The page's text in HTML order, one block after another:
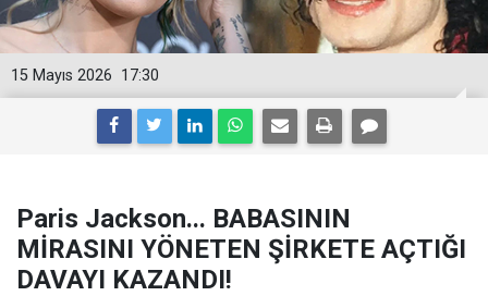
17:30
15 Mayıs 2026
Paris Jackson... BABASININ
MİRASINI YÖNETEN ŞİRKETE AÇTIĞI
DAVAYI KAZANDI!